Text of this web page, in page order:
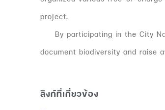
project.
By participating in the City
document biodiversity and raise
ลิงก์ที่เกี่ยวข้อง